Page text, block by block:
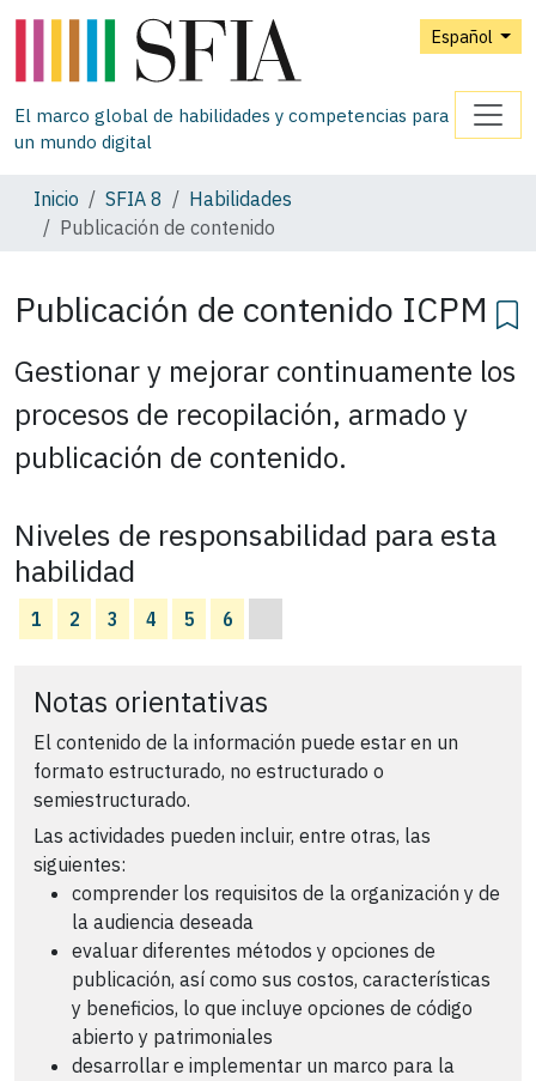
Español
El marco global de habilidades y competencias para
un mundo digital
Inicio SFIA 8
Habilidades
Publicación de contenido
Publicación de contenido ICPM
Gestionar y mejorar continuamente los
procesos de recopilación, armado y
publicación de contenido.
Niveles de responsabilidad para esta
habilidad
1 2 3 4 5 6
Notas orientativas
El contenido de la información puede estar en un
formato estructurado, no estructurado o
semiestructurado.
Las actividades pueden incluir, entre otras, las
siguientes:
comprender los requisitos de la organización y de
la audiencia deseada
evaluar diferentes métodos y opciones de
publicación, así como sus costos, características
y beneficios, lo que incluye opciones de código
abierto y patrimoniales
desarrollar e implementar un marco para la